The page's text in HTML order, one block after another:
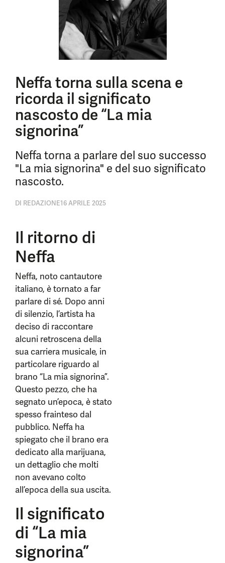
Neffa torna sulla scena e
ricorda il significato
nascosto de “La mia
signorina”
Neffa torna a parlare del suo successo
"La mia signorina" e del suo significato
nascosto.
DI REDAZIONE16 APRILE 2025
Il ritorno di
Neffa
Neffa, noto cantautore
italiano, è tornato a far
parlare di sé. Dopo anni
di silenzio, l’artista ha
deciso di raccontare
alcuni retroscena della
sua carriera musicale, in
particolare riguardo al
brano “La mia signorina”.
Questo pezzo, che ha
segnato un’epoca, è stato
spesso frainteso dal
pubblico. Neffa ha
spiegato che il brano era
dedicato alla marijuana,
un dettaglio che molti
non avevano colto
all’epoca della sua uscita.
Il significato
di “La mia
signorina”